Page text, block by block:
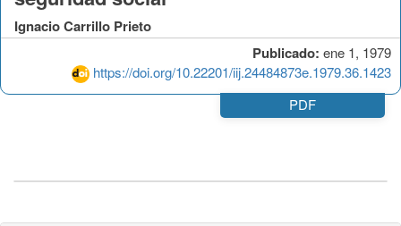
Publicado: ene 1, 1979
https://doi.org/10.22201/iij.24484873e.1979.36.1423
Ignacio Carrillo Prieto
PDF